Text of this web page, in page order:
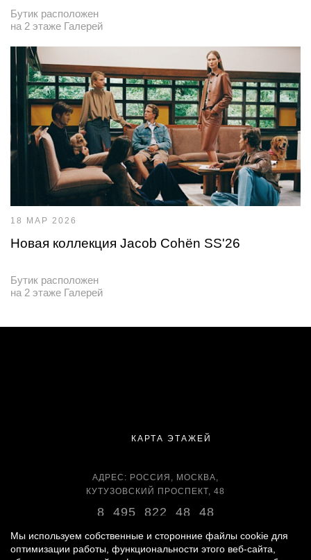
Бутик расположен
на 2 этаже Галерей
18 МАР 2026
Новая коллекция Jacob Cohën SS'26
Бутик расположен
на 2 этаже Галерей
КАРТА ЭТАЖЕЙ
АДРЕС: РОССИЯ, МОСКВА,
КУТУЗОВСКИЙ ПРОСПЕКТ, 48
8 495 822 48 48
ВРЕМЯ РАБОТЫ:
ЕЖЕДНЕВНО С 11:00 ДО 22:00
Мы используем собственные и сторонние файлы cookie для
оптимизации работы, функциональности этого веб-сайта,